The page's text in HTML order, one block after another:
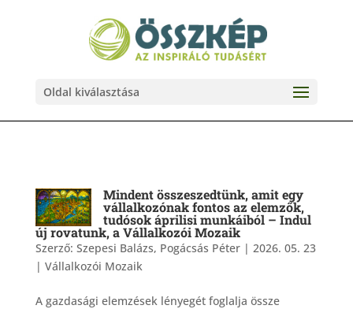
Oldal kiválasztása
Mindent összeszedtünk, amit egy
vállalkozónak fontos az elemzők,
tudósok áprilisi munkáiból – Indul
új rovatunk, a Vállalkozói Mozaik
Szerző: Szepesi Balázs, Pogácsás Péter| 2026. 05. 23
| Vállalkozói Mozaik
A gazdasági elemzések lényegét foglalja össze